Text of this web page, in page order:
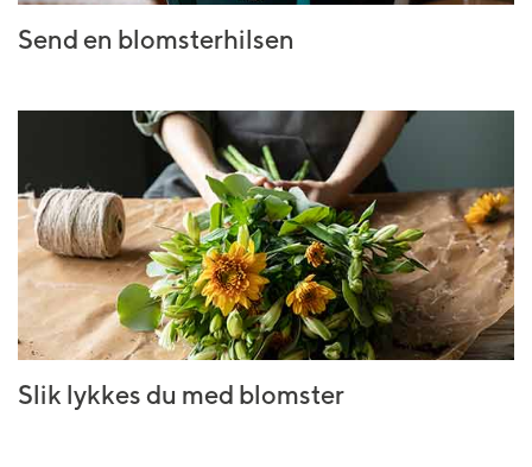
Send en blomsterhilsen
Slik lykkes du med blomster